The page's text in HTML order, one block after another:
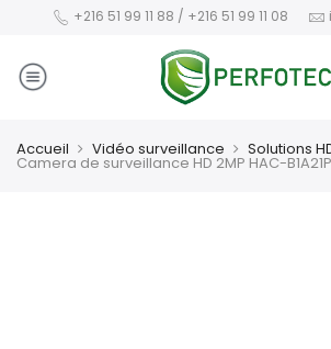
+216 51 99 11 88 / +216 51 99 11 08
Accueil Vidéo surveillance Solutions
Camera de surveillance HD 2MP HAC-B1A21P